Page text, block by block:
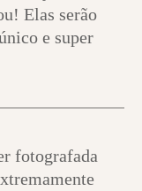
Elas serão
e super
fotografada